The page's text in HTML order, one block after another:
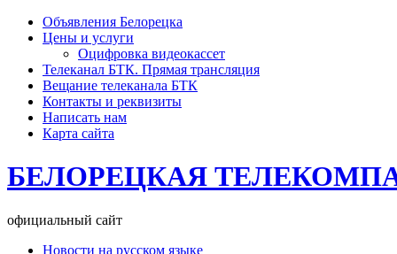
Объявления Белорецка
Цены и услуги
Оцифровка видеокассет
Телеканал БТК. Прямая трансляция
Вещание телеканала БТК
Контакты и реквизиты
Написать нам
Карта сайта
БЕЛОРЕЦКАЯ
официальный сайт
Новости на русском языке